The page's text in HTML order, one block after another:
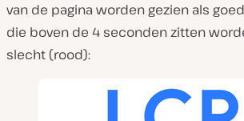
van de pagina worden gezien als goed
die boven de 4 seconden zitten
slecht (rood):